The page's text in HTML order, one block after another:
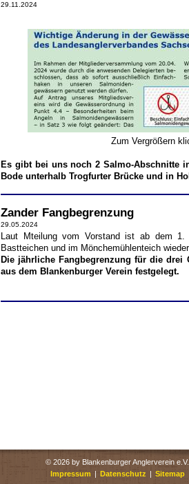
29.11.2024
Zum Vergrößern
Es gibt bei uns noch 2 Salmo-Abschnitte
Bode unterhalb Trogfurter Brücke und in
Zander Fangbegrenzung
29.05.2024
Laut Mteilung vom Vorstand ist ab dem
Bastteichen und im Mönchemühlenteich
Die jährliche Fangbegrenzung für die drei
aus dem Blankenburger Verein festgelegt.
© 2026 by Blankenburger Anglerverein e.V.
Impressum | Datenschutz | Sitemap